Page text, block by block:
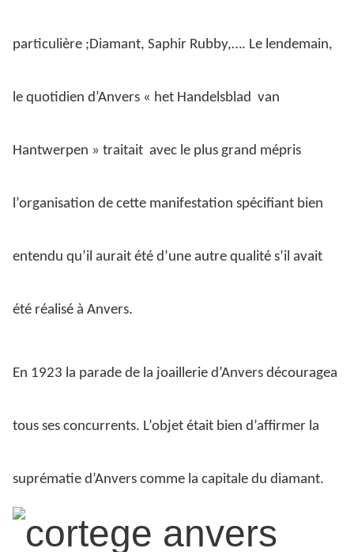
particulière ;Diamant, Saphir Rubby,…. Le lendemain,
le quotidien d’Anvers « het Handelsblad van
Hantwerpen » traitait avec le plus grand mépris
l’organisation de cette manifestation spécifiant bien
entendu qu’il aurait été d’une autre qualité s’il avait
été réalisé à Anvers.
En 1923 la parade de la joaillerie d’Anvers découragea
tous ses concurrents. L’objet était bien d’affirmer la
suprématie d’Anvers comme la capitale du diamant.